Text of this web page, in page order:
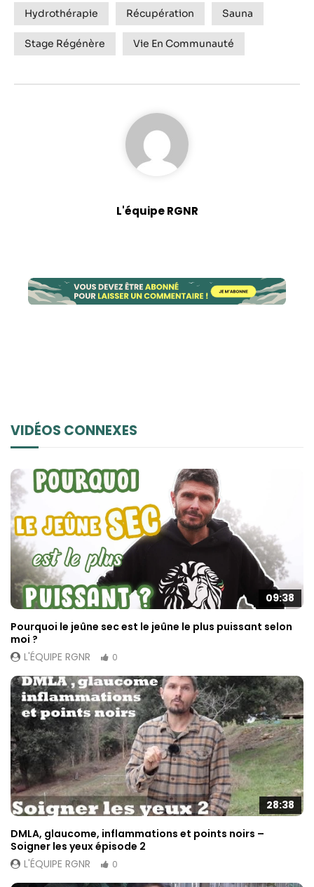
Hydrothérapie Récupération Sauna
Stage Régénère Vie En Communauté
L'équipe RGNR
VIDÉOS CONNEXES
09:38
Pourquoi le jeûne sec est le jeûne le plus puissant selon
moi ?
L'ÉQUIPE RGNR
0
28:38
DMLA, glaucome, inflammations et points noirs –
Soigner les yeux épisode 2
L'ÉQUIPE RGNR
0